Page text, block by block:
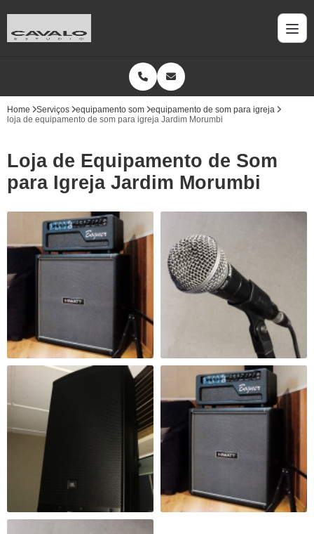
Home Serviços equipamento som
equipamento de som para igreja
loja de equipamento de som para igreja Jardim Morumbi
Loja de Equipamento de Som
para Igreja Jardim Morumbi